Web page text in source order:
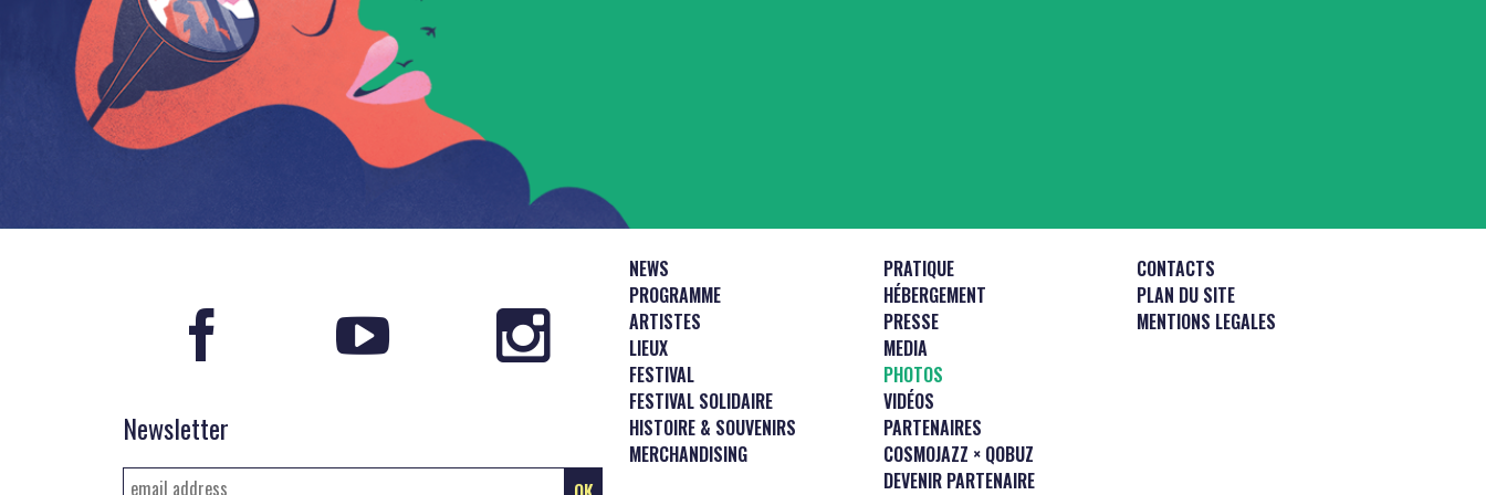
Newsletter
NEWS
PROGRAMME
ARTISTES
LIEUX
FESTIVAL
FESTIVAL SOLIDAIRE
HISTOIRE & SOUVENIRS
MERCHANDISING
PRATIQUE
HÉBERGEMENT
PRESSE
MEDIA
PHOTOS
VIDÉOS
PARTENAIRES
COSMOJAZZ × QOBUZ
DEVENIR PARTENAIRE
CONTACTS
PLAN DU SITE
MENTIONS LEGALES